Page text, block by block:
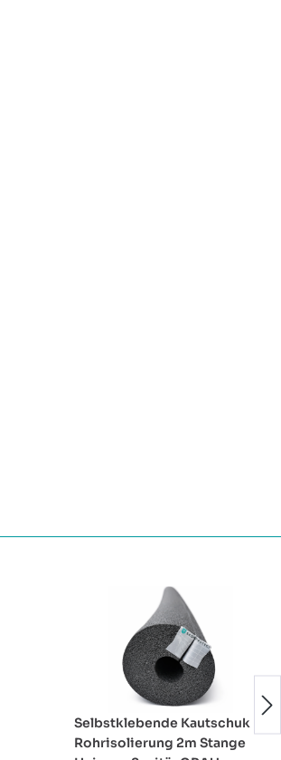
Selbstklebende Kautschuk
Rohrisolierung 2m Stange